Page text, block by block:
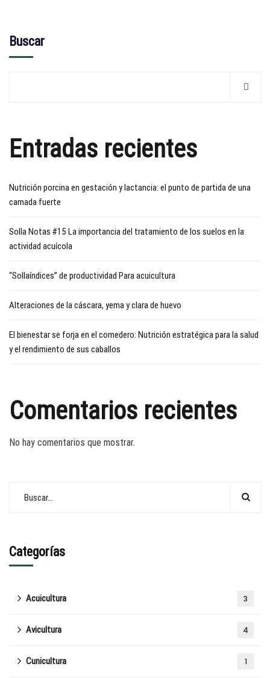
Buscar
Entradas recientes
Nutrición porcina en gestación y lactancia: el punto de partida de una
camada fuerte
Solla Notas #15 La importancia del tratamiento de los suelos en la
actividad acuícola
“Sollaíndices” de productividad Para acuicultura
Alteraciones de la cáscara, yema y clara de huevo
El bienestar se forja en el comedero: Nutrición estratégica para la salud
y el rendimiento de sus caballos
Comentarios recientes
No hay comentarios que mostrar.
Categorías
Acuicultura 3
Avicultura 4
Cunicultura 1